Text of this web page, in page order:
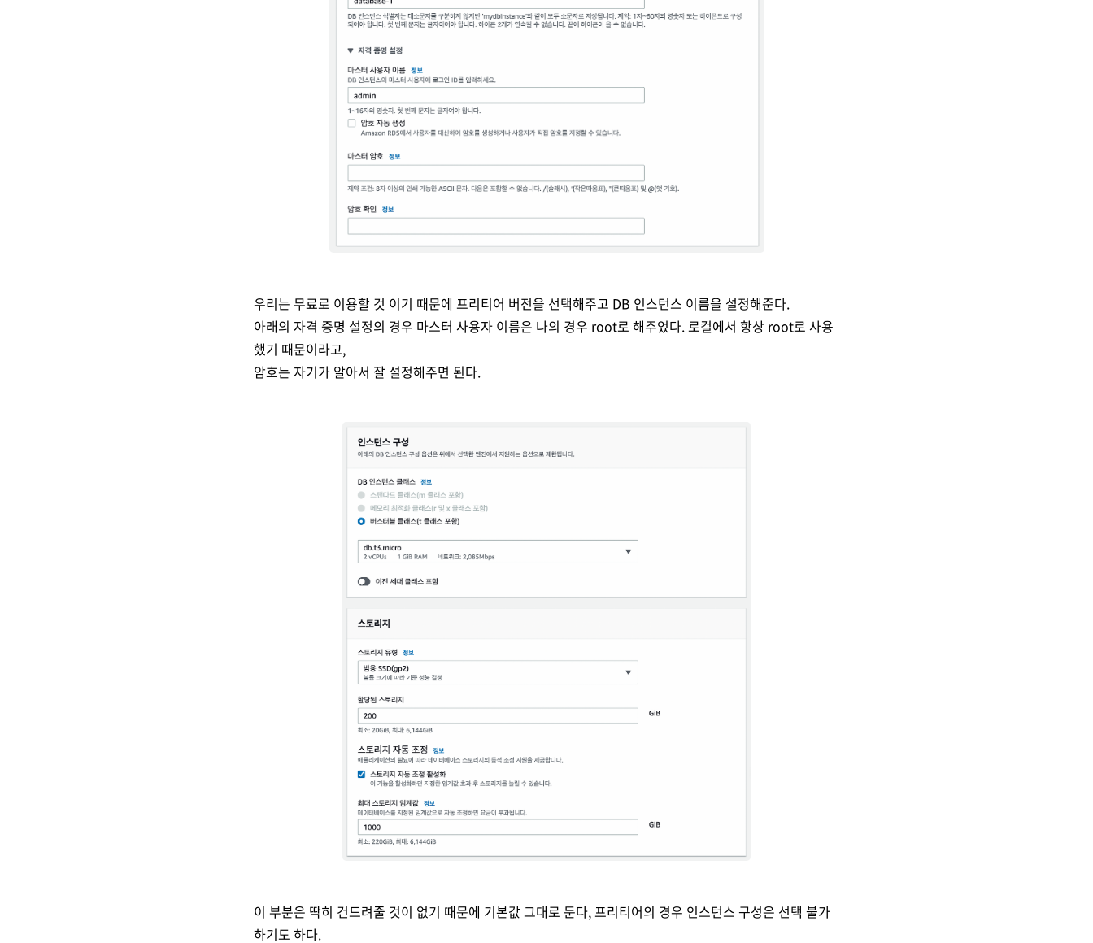
우리는 무료로 이용할 것 이기 때문에 프리티어 버전을 선택해주고 DB 인스턴스 이름을 설정해준다.
아래의 자격 증명 설정의 경우 마스터 사용자 이름은 나의 경우 root로 해주었다. 로컬에서 항상 root로 사용
했기 때문이라고,
암호는 자기가 알아서 잘 설정해주면 된다.
이 부분은 딱히 건드려줄 것이 없기 때문에 기본값 그대로 둔다, 프리티어의 경우 인스턴스 구성은 선택 불가
하기도 하다.